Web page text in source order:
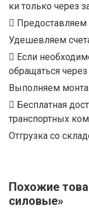
ки только через
Предоставляем
Удешевляем
Если
обращаться через
Выполняем
Бесплатная
транспортных
Отгрузка со
Похожие
силовые»